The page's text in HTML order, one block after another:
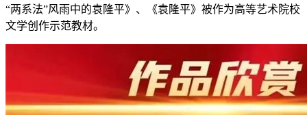
“两系法”风雨中的袁隆平》、《袁隆平》被作为高等艺术院校
文学创作示范教材。